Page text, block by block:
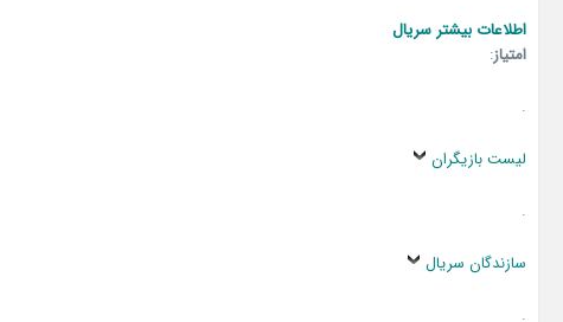
اطلاعات بیشتر سریال
امتیاز:
.
لیست بازیگران
.
سازندگان سریال
.